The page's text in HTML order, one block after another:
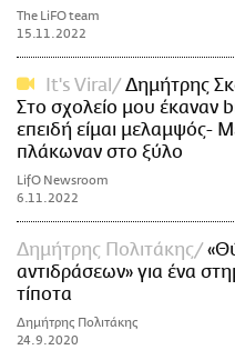
The LiFO team
15.11.2022
It's Viral
Δημήτρης
Στο σχολείο μου έκαναν
επειδή είμαι μελαμψός-
πλάκωναν στο ξύλο
LifO Newsroom
6.11.2022
Δημήτρης Πολιτάκης
αντιδράσεων» για ένα
τίποτα
Δημήτρης Πολιτάκης
24.9.2020